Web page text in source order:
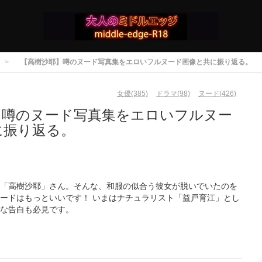
【高樹沙耶】噂のヌード写真集をエロいフルヌード画像と共に振り返る。
女優(385) ドラマ(98) ヌード(426)
のヌード写真集をエロいフルヌー
り返る。
高樹沙耶」さん。そんな、和服の似合う彼女が脱いでいたのを
ドはもっといいです！ いまはナチュラリスト「益戸育江」とし
告白も必見です。